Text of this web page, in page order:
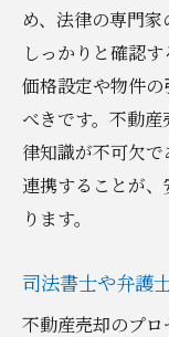
め、法律の専門
しっかりと確認
価格設定や物件
べきです。不動
律知識が不可欠
連携することが
ります。
司法書士や弁護
不動産売却のプ